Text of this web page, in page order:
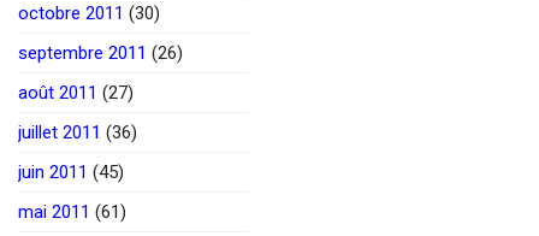
octobre 2011 (30)
septembre 2011 (26)
août 2011 (27)
juillet 2011 (36)
juin 2011 (45)
mai 2011 (61)